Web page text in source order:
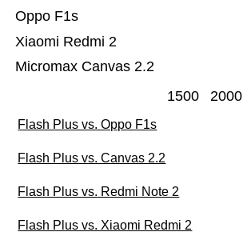
Micromax Canvas 2.2
Xiaomi Redmi 2
Oppo F1s
1500 2000
Flash Plus vs. Oppo F1s
Flash Plus vs. Canvas 2.2
Flash Plus vs. Redmi Note 2
Flash Plus vs. Xiaomi Redmi 2